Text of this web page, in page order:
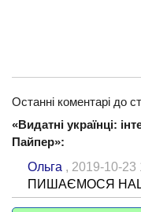
Останні коментарі до
«Видатні українці:
Пайпер»:
Ольга , 2019-10-23
ПИШАЄМОСЯ